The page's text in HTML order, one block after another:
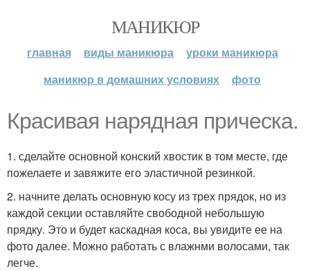
МАНИКЮР
главная виды маникюра
уроки маникюра
маникюр в домашних условиях
фото
Красивая нарядная прическа.
1. сделайте основной конский хвостик в том месте, где
пожелаете и завяжите его эластичной резинкой.
2. начните делать основную косу из трех прядок, но из
каждой секции оставляйте свободной небольшую
прядку. Это и будет каскадная коса, вы увидите ее на
фото далее. Можно работать с влажнми волосами, так
легче.